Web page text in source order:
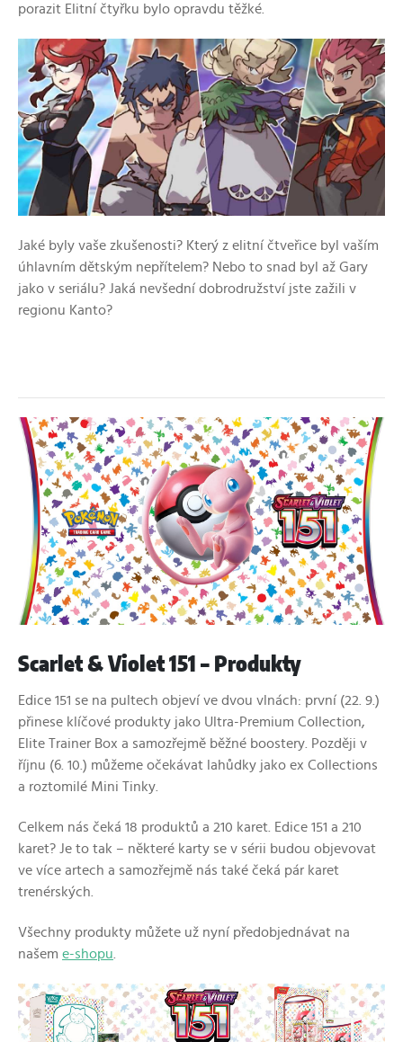
porazit Elitní čtyřku bylo opravdu těžké.
Jaké byly vaše zkušenosti? Který z elitní čtveřice byl vaším
úhlavním dětským nepřítelem? Nebo to snad byl až Gary
jako v seriálu? Jaká nevšední dobrodružství jste zažili v
regionu Kanto?
Scarlet & Violet 151 – Produkty
Edice 151 se na pultech objeví ve dvou vlnách: první (22. 9.)
přinese klíčové produkty jako Ultra-Premium Collection,
Elite Trainer Box a samozřejmě běžné boostery. Později v
říjnu (6. 10.) můžeme očekávat lahůdky jako ex Collections
a roztomilé Mini Tinky.
Celkem nás čeká 18 produktů a 210 karet. Edice 151 a 210
karet? Je to tak – některé karty se v sérii budou objevovat
ve více artech a samozřejmě nás také čeká pár karet
trenérských.
Všechny produkty můžete už nyní předobjednávat na
našem e-shopu